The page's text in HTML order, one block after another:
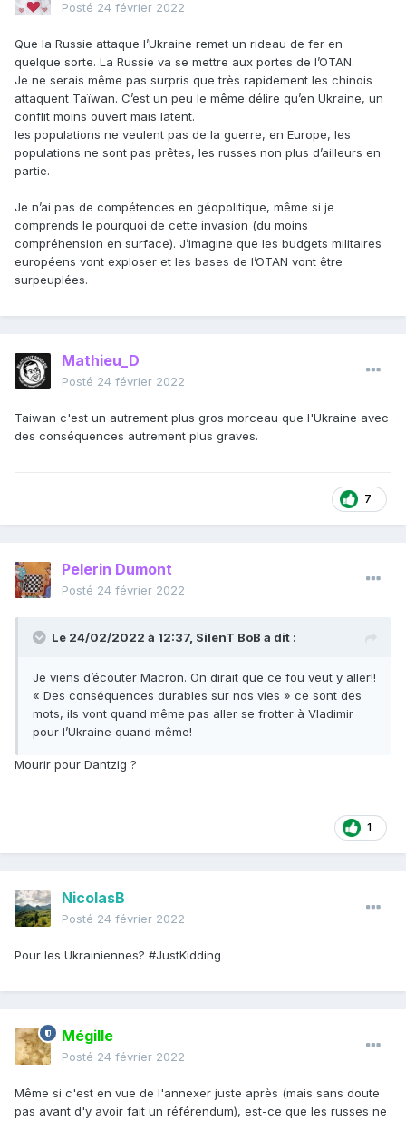
Posté 24 février 2022
Que la Russie attaque l’Ukraine remet un rideau de fer en
quelque sorte. La Russie va se mettre aux portes de l’OTAN.
Je ne serais même pas surpris que très rapidement les chinois
attaquent Taïwan. C’est un peu le même délire qu’en Ukraine, un
conflit moins ouvert mais latent.
les populations ne veulent pas de la guerre, en Europe, les
populations ne sont pas prêtes, les russes non plus d’ailleurs en
partie.
Je n’ai pas de compétences en géopolitique, même si je
comprends le pourquoi de cette invasion (du moins
compréhension en surface). J’imagine que les budgets militaires
européens vont exploser et les bases de l’OTAN vont être
surpeuplées.
Mathieu_D
Posté 24 février 2022
Taiwan c'est un autrement plus gros morceau que l'Ukraine avec
des conséquences autrement plus graves.
7
Pelerin Dumont
Posté 24 février 2022
Le 24/02/2022 à 12:37, SilenT BoB a dit :
Je viens d’écouter Macron. On dirait que ce fou veut y aller!!
« Des conséquences durables sur nos vies » ce sont des
mots, ils vont quand même pas aller se frotter à Vladimir
pour l’Ukraine quand même!
Mourir pour Dantzig ?
1
NicolasB
Posté 24 février 2022
Pour les Ukrainiennes? #JustKidding
Mégille
Posté 24 février 2022
Même si c'est en vue de l'annexer juste après (mais sans doute
pas avant d'y avoir fait un référendum), est-ce que les russes ne